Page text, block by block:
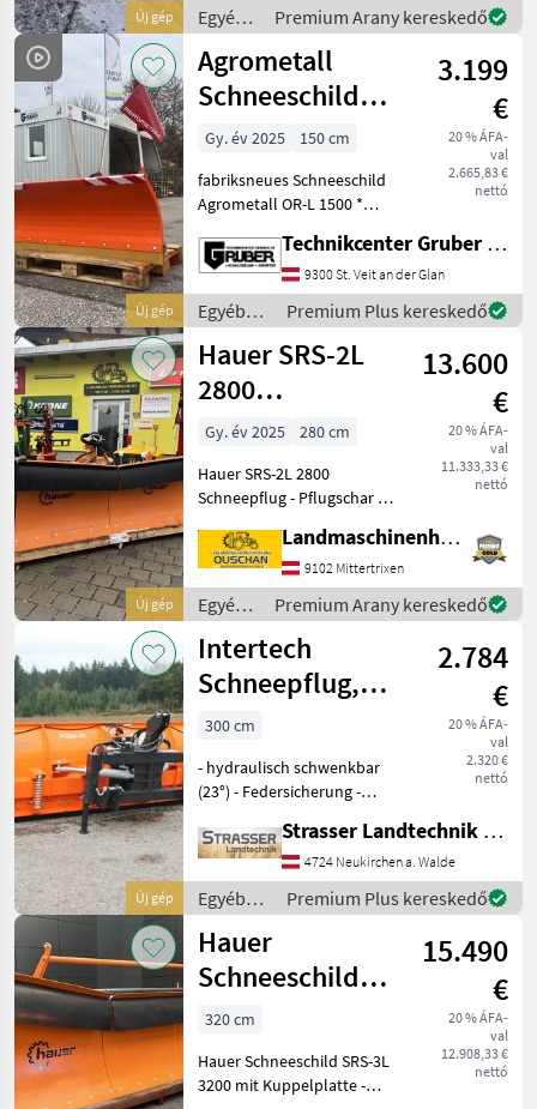
Új gép
-Große, stab
Egyéb
traktor
tartozékok
/ SOMA
Premium Arany kereskedő
Új gép
Agrometall
Schneeschild
OR-L 1500
3.199
€
20 % ÁFA-
val
2.665,83 €
nettó
Gy. év 2025
150 cm
fabriksneues Schneeschild
Agrometall OR-L 1500 *
Vulkanoleiste * Stützräder *
Eigengewicht: ca. 135 kg *
Schwenkwinkel: +- 30 ° 1
Stück sofort
Technikcenter Gruber GmbH
9300 St. Veit an der Glan
Egyéb
traktor
tartozékok
/
Agrometall
Premium Plus kereskedő
Új gép
Hauer SRS-2L
2800
Schneepflug
13.600
€
20 % ÁFA-
val
11.333,33 €
nettó
Gy. év 2025
280 cm
Hauer SRS-2L 2800
Schneepflug - Pflugschar 2
Arbeitsbreite 2800mm -
SRS-Pflugscharsicherung -
Pendelausgleich -
Dreipunktanbau Kat II
Landmaschinenhandel Ouschan Anton
9102 Mittertrixen
Egyéb
traktor
tartozékok
/ Hauer
Premium Arany kereskedő
Új gép
Intertech
Schneepflug,
Schneeschild
PSSH04, 3,0m
2.784
€
20 % ÁFA-
val
2.320 €
nettó
300 cm
- hydraulisch schwenkbar
(23°) - Federsicherung -
ebenfalls erhältlich
(Aufpreis € 390, - inkl.
MwSt.) - verstärkte
Stützräder - LED-Positionsl
Strasser Landtechnik GmbH
4724 Neukirchen a. Walde
Egyéb
traktor
tartozékok
/
Intertech
Premium Plus kereskedő
Hauer
Schneeschild
SRS-3L 3200 mit
Kuppelplatte
15.490
€
20 % ÁFA-
val
12.908,33 €
nettó
320 cm
Hauer Schneeschild SRS-3L
3200 mit Kuppelplatte -